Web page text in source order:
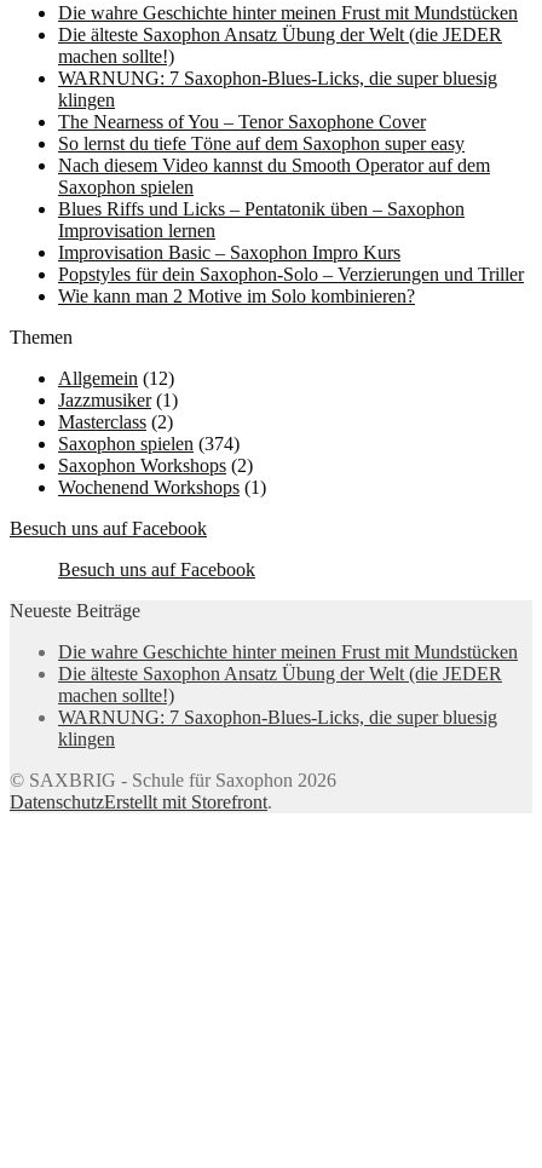
Die wahre Geschichte hinter meinen Frust mit Mundstücken
Die älteste Saxophon Ansatz Übung der Welt (die JEDER
machen sollte!)
WARNUNG: 7 Saxophon-Blues-Licks, die super bluesig
klingen
The Nearness of You – Tenor Saxophone Cover
So lernst du tiefe Töne auf dem Saxophon super easy
Nach diesem Video kannst du Smooth Operator auf dem
Saxophon spielen
Blues Riffs und Licks – Pentatonik üben – Saxophon
Improvisation lernen
Improvisation Basic – Saxophon Impro Kurs
Popstyles für dein Saxophon-Solo – Verzierungen und Triller
Wie kann man 2 Motive im Solo kombinieren?
Themen
Allgemein (12)
Jazzmusiker(1)
Masterclass (2)
Saxophon spielen (374)
Saxophon Workshops (2)
Wochenend Workshops (1)
Besuch uns auf Facebook
Besuch uns auf Facebook
Neueste Beiträge
Die wahre Geschichte hinter meinen Frust mit Mundstücken
Die älteste Saxophon Ansatz Übung der Welt (die JEDER
machen sollte!)
WARNUNG: 7 Saxophon-Blues-Licks, die super bluesig
klingen
© SAXBRIG - Schule für Saxophon 2026
DatenschutzErstellt mit Storefront.